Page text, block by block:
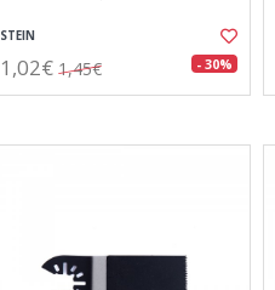
STEIN
1,02€ 1,45€ - 30%